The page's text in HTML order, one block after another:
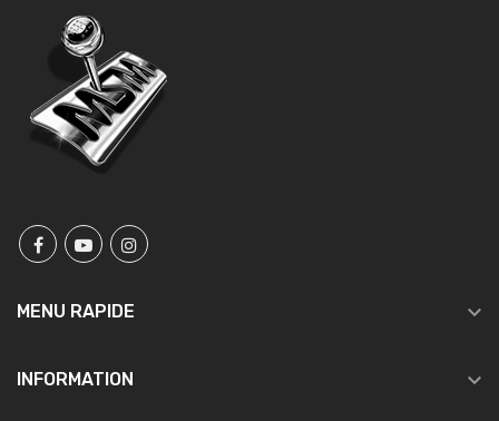
MENU RAPIDE 
INFORMATION 